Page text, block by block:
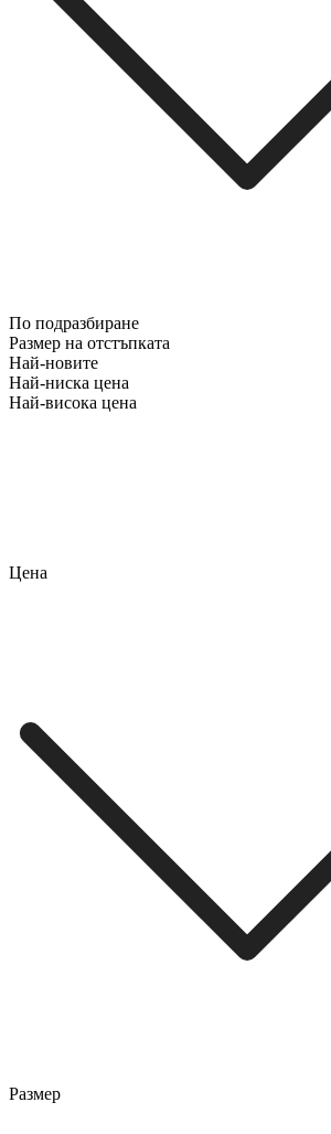
По подразбиране
Размер на отстъпката
Най-новите
Най-ниска цена
Най-висока цена
Цена
Размер